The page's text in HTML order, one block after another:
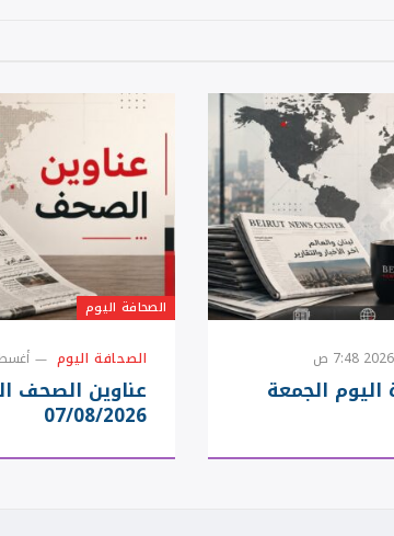
الجمعة
الصحافة اليوم
الصحافة اليوم أغسطس 7,
عناوين الصحف
07/08/2026